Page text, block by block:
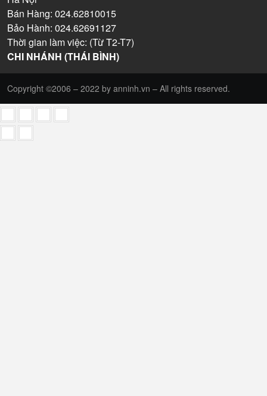
Bán Hàng: 024.62810015
Bảo Hành: 024.62691127
Thời gian làm việc: (Từ T2-T7)
CHI NHÁNH (THÁI BÌNH)
Copyright ©2006 – 2022 by anninh.vn – All rights reserved.